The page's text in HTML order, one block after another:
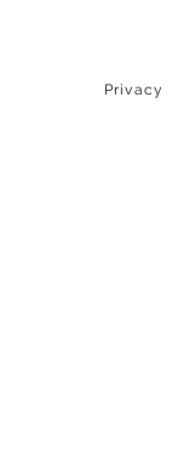
Privacy